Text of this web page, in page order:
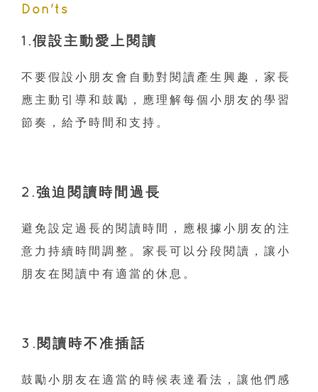
Don'ts
1.假設主動愛上閱讀
不要假設小朋友會自動對閱讀產生興趣，家長
應主動引導和鼓勵，應理解每個小朋友的學習
節奏，給予時間和支持。
2.強迫閱讀時間過長
避免設定過長的閱讀時間，應根據小朋友的注
意力持續時間調整。家長可以分段閱讀，讓小
朋友在閱讀中有適當的休息。
3.閱讀時不准插話
鼓勵小朋友在適當的時候表達看法，讓他們感